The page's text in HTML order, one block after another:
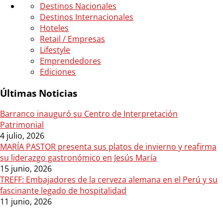
Destinos Nacionales
Destinos Internacionales
Hoteles
Retail / Empresas
Lifestyle
Emprendedores
Ediciones
Últimas Noticias
Barranco inauguró su Centro de Interpretación
Patrimonial
4 julio, 2026
MARÍA PASTOR presenta sus platos de invierno y reafirma
su liderazgo gastronómico en Jesús María
15 junio, 2026
TREFF: Embajadores de la cerveza alemana en el Perú y su
fascinante legado de hospitalidad
11 junio, 2026